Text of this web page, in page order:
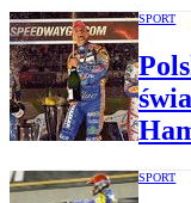
SPORT
SPORT